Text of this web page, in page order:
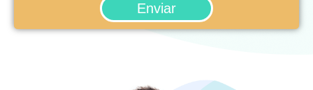
Enviar